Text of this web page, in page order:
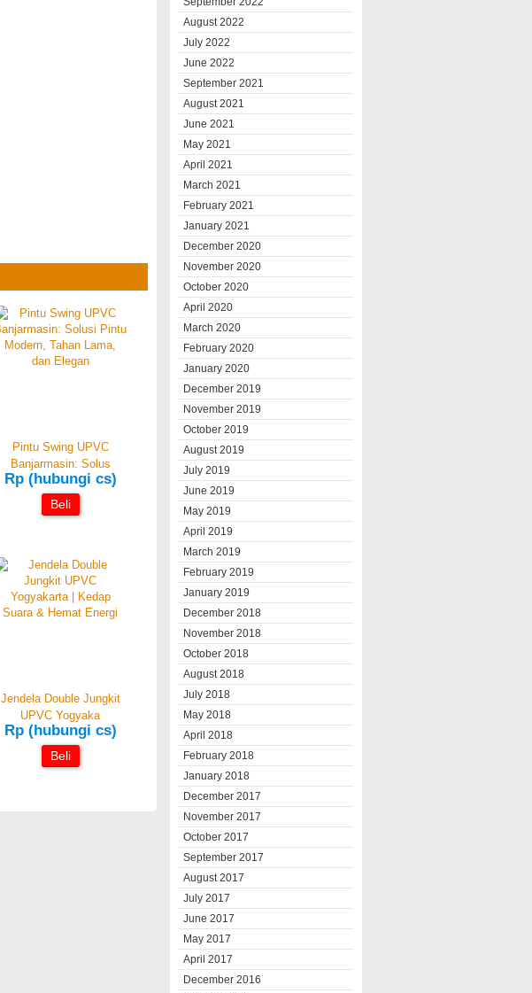
Pintu Swing UPVC
Banjarmasin: Solus
Rp (hubungi cs)
Beli
Jendela Double Jungkit
UPVC Yogyaka
Rp (hubungi cs)
Beli
August 2022
July 2022
June 2022
September 2021
August 2021
June 2021
May 2021
April 2021
March 2021
February 2021
January 2021
December 2020
November 2020
October 2020
April 2020
March 2020
February 2020
January 2020
December 2019
November 2019
October 2019
August 2019
July 2019
June 2019
May 2019
April 2019
March 2019
February 2019
January 2019
December 2018
November 2018
October 2018
August 2018
July 2018
May 2018
April 2018
February 2018
January 2018
December 2017
November 2017
October 2017
September 2017
August 2017
July 2017
June 2017
May 2017
April 2017
December 2016